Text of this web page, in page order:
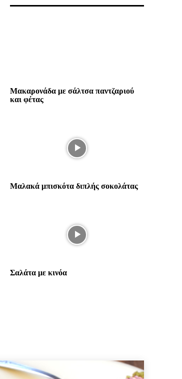
Μακαρονάδα με σάλτσα παντζαριού
και φέτας
Μαλακά μπισκότα διπλής σοκολάτας
Σαλάτα με κινόα